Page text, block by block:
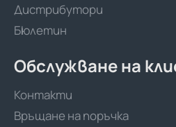
Дистрибутори
Бюлетин
Обслужване на
Контакти
Връщане на поръчка